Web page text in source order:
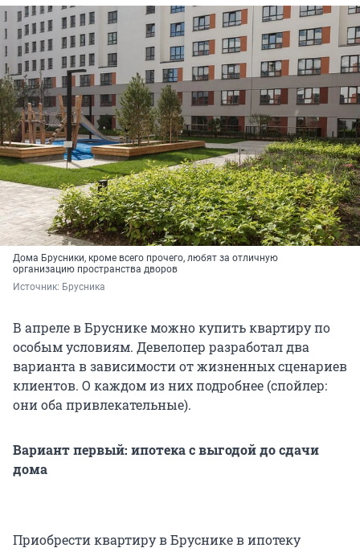
Дома Брусники, кроме всего прочего, любят за отличную
организацию пространства дворов
Источник: Брусника
В апреле в Бруснике можно купить квартиру по
особым условиям. Девелопер разработал два
варианта в зависимости от жизненных сценариев
клиентов. О каждом из них подробнее (спойлер:
они оба привлекательные).
Вариант первый: ипотека с выгодой до сдачи
дома
Приобрести квартиру в Бруснике в ипотеку